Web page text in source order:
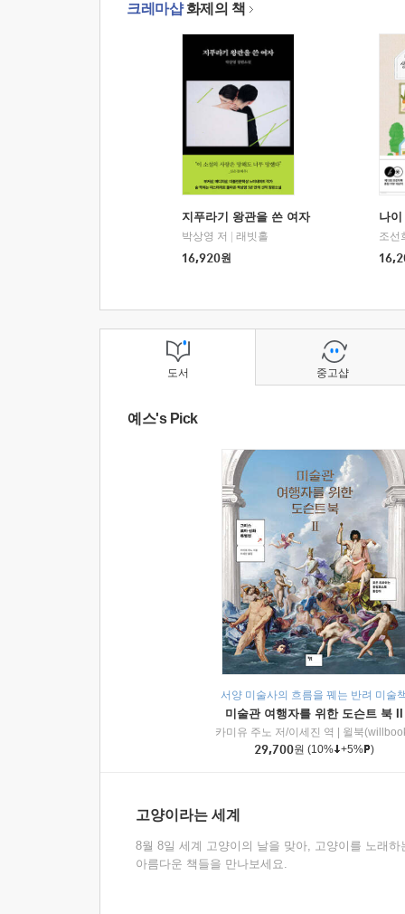
크레마샵화제의 책
지푸라기 왕관을 쓴 여자
박상영 저
래빗홀
16,920원
나
조선
도서
예스's Pick
서양 미술사의 흐름을 꿰는 반려 미술
미술관 여행자를 위한 도슨트 북 II
카미유 주노 저/이세진 역
윌북
29,700원 (10% +5% )
고양이라는 세계
8월 8일 세계 고양이의 날을 맞아, 고양이를 노래하
아름다운 책들을 만나보세요.
중고샵